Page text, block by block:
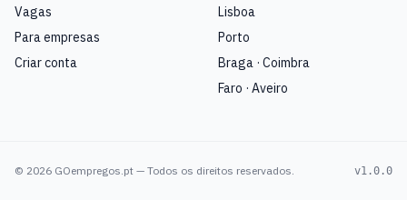
Vagas
Para empresas
Criar conta
Lisboa
Porto
Braga · Coimbra
Faro · Aveiro
© 2026 GOempregos.pt — Todos os direitos reservados. v1.0.0